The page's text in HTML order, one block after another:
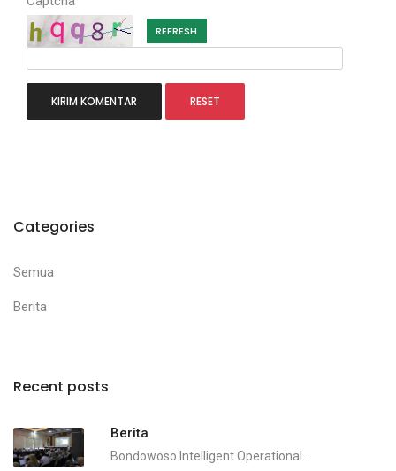
REFRESH
Categories
Semua
Berita
Recent posts
Berita
Bondowoso Intelligent Operational...